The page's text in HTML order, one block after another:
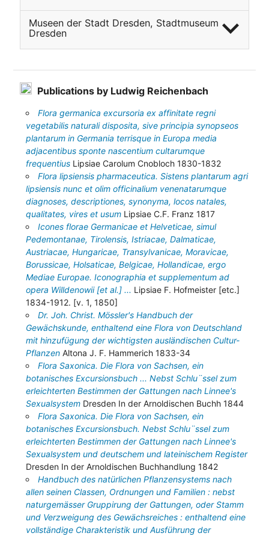
Museen der Stadt Dresden, Stadtmuseum
Dresden
expand_more
Publications by Ludwig Reichenbach
Flora germanica excursoria ex affinitate regni
vegetabilis naturali disposita, sive principia synopseos
plantarum in Germania terrisque in Europa media
adjacentibus sponte nascentium cultarumque
frequentiusLipsiae Carolum Cnobloch 1830-1832
Flora lipsiensis pharmaceutica. Sistens plantarum agri
lipsiensis nunc et olim officinalium venenatarumque
diagnoses, descriptiones, synonyma, locos natales,
qualitates, vires et usumLipsiae C.F. Franz 1817
Icones florae Germanicae et Helveticae, simul
Pedemontanae, Tirolensis, Istriacae, Dalmaticae,
Austriacae, Hungaricae, Transylvanicae, Moravicae,
Borussicae, Holsaticae, Belgicae, Hollandicae, ergo
Mediae Europae. Iconographia et supplementum ad
opera Willdenowii [et al.] ... Lipsiae F. Hofmeister [etc.]
1834-1912. [v. 1, 1850]
Dr. Joh. Christ. Mössler's Handbuch der
Gewächskunde, enthaltend eine Flora von Deutschland
mit hinzufügung der wichtigsten ausländischen Cultur-
PflanzenAltona J. F. Hammerich 1833-34
Flora Saxonica. Die Flora von Sachsen, ein
botanisches Excursionsbuch ... Nebst Schlu¨ssel zum
erleichterten Bestimmen der Gattungen nach Linnee's
SexualsystemDresden In der Arnoldischen Buchh 1844
Flora Saxonica. Die Flora von Sachsen, ein
botanisches Excursionsbuch. Nebst Schlu¨ssel zum
erleichterten Bestimmen der Gattungen nach Linnee's
Sexualsystem und deutschem und lateinischem Register
Dresden In der Arnoldischen Buchhandlung 1842
Handbuch des natürlichen Pflanzensystems nach
allen seinen Classen, Ordnungen und Familien : nebst
naturgemässer Gruppirung der Gattungen, oder Stamm
und Verzweigung des Gewächsreiches : enthaltend eine
vollständige Charakteristik und Ausführung der